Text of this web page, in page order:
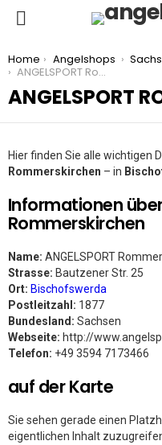
You are here:
Home Angelshops
ANGELSPORT Rommerskirchen
ANGELSPORT
Hier finden Sie alle wichtigen
Rommerskirchen – in
Informationen über
Rommerskirchen
Name: ANGELSPORT
Strasse: Bautzener Str. 25
Ort: Bischofswerda
Postleitzahl: 1877
Bundesland: Sachsen
Webseite: http://
Telefon: +49 3594 7173466
auf der Karte
Sie sehen gerade einen
eigentlichen Inhalt